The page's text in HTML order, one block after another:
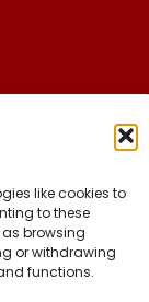
like cookies to
to these
browsing
or withdrawing
functions.